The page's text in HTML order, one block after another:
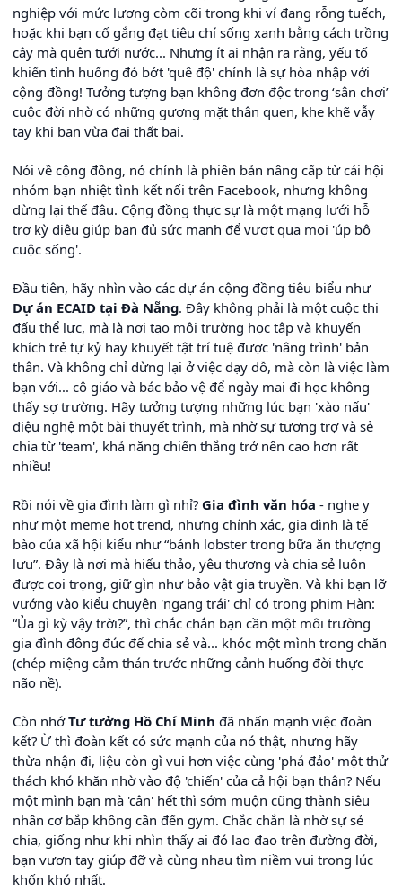
nghiệp với mức lương còm cõi trong khi ví đang rỗng tuếch,
hoặc khi bạn cố gắng đạt tiêu chí sống xanh bằng cách trồng
cây mà quên tưới nước... Nhưng ít ai nhận ra rằng, yếu tố
khiến tình huống đó bớt 'quê độ' chính là sự hòa nhập với
cộng đồng! Tưởng tượng bạn không đơn độc trong ‘sân chơi’
cuộc đời nhờ có những gương mặt thân quen, khe khẽ vẫy
tay khi bạn vừa đại thất bại.
Nói về cộng đồng, nó chính là phiên bản nâng cấp từ cái hội
nhóm bạn nhiệt tình kết nối trên Facebook, nhưng không
dừng lại thế đâu. Cộng đồng thực sự là một mạng lưới hỗ
trợ kỳ diệu giúp bạn đủ sức mạnh để vượt qua mọi 'úp bô
cuộc sống'.
Đầu tiên, hãy nhìn vào các dự án cộng đồng tiêu biểu như
Dự án ECAID tại Đà Nẵng. Đây không phải là một cuộc thi
đấu thể lực, mà là nơi tạo môi trường học tập và khuyến
khích trẻ tự kỷ hay khuyết tật trí tuệ được 'nâng trình' bản
thân. Và không chỉ dừng lại ở việc dạy dỗ, mà còn là việc làm
bạn với... cô giáo và bác bảo vệ để ngày mai đi học không
thấy sợ trường. Hãy tưởng tượng những lúc bạn 'xào nấu'
điệu nghệ một bài thuyết trình, mà nhờ sự tương trợ và sẻ
chia từ 'team', khả năng chiến thắng trở nên cao hơn rất
nhiều!
Rồi nói về gia đình làm gì nhỉ? Gia đình văn hóa - nghe y
như một meme hot trend, nhưng chính xác, gia đình là tế
bào của xã hội kiểu như “bánh lobster trong bữa ăn thượng
lưu”. Đây là nơi mà hiếu thảo, yêu thương và chia sẻ luôn
được coi trọng, giữ gìn như bảo vật gia truyền. Và khi bạn lỡ
vướng vào kiểu chuyện 'ngang trái' chỉ có trong phim Hàn:
“Ủa gì kỳ vậy trời?”, thì chắc chắn bạn cần một môi trường
gia đình đông đúc để chia sẻ và... khóc một mình trong chăn
(chép miệng cảm thán trước những cảnh huống đời thực
não nề).
Còn nhớTư tưởng Hồ Chí Minh đã nhấn mạnh việc đoàn
kết? Ừ thì đoàn kết có sức mạnh của nó thật, nhưng hãy
thừa nhận đi, liệu còn gì vui hơn việc cùng 'phá đảo' một thử
thách khó khăn nhờ vào độ 'chiến' của cả hội bạn thân? Nếu
một mình bạn mà 'cân' hết thì sớm muộn cũng thành siêu
nhân cơ bắp không cần đến gym. Chắc chắn là nhờ sự sẻ
chia, giống như khi nhìn thấy ai đó lao đao trên đường đời,
bạn vươn tay giúp đỡ và cùng nhau tìm niềm vui trong lúc
khốn khó nhất.